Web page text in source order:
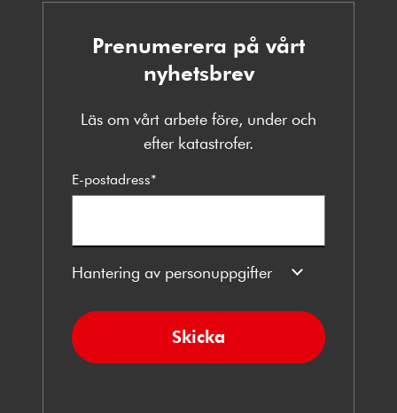
Prenumerera på vårt
nyhetsbrev
Läs om vårt arbete före, under och
efter katastrofer.
E-postadress*
Hantering av personuppgifter
Skicka